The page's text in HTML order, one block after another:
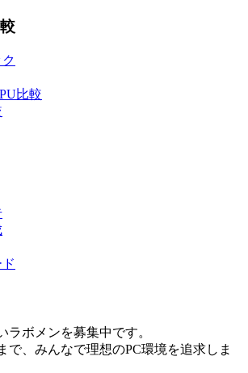
比較
ラボメンを募集中です。
で、みんなで理想のPC環境を追求しま